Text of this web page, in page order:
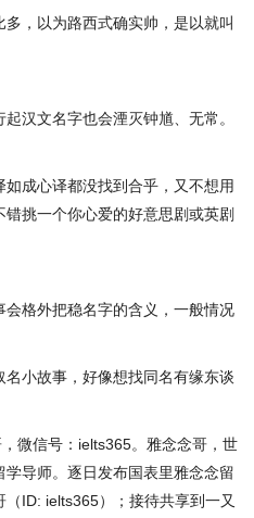
，以为路西式确实帅，是以就叫
汉文名字也会湮灭钟馗、无常。
成心译都没找到合乎，又不想用
挑一个你心爱的好意思剧或英剧
格外把稳名字的含义，一般情况
小故事，好像想找同名有缘东谈
微信号：ielts365。雅念念哥，世
导师。逐日发布国表里雅念念留
ID: ielts365）；接待共享到一又